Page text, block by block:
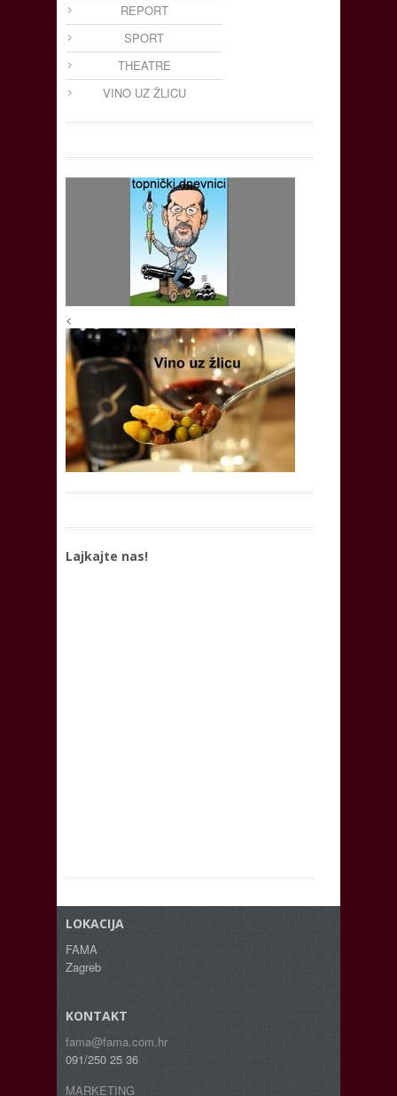
REPORT
SPORT
THEATRE
VINO UZ ŽLICU
<
Lajkajte nas!
LOKACIJA
FAMA
Zagreb
KONTAKT
fama@fama.com.hr
091/250 25 36
MARKETING